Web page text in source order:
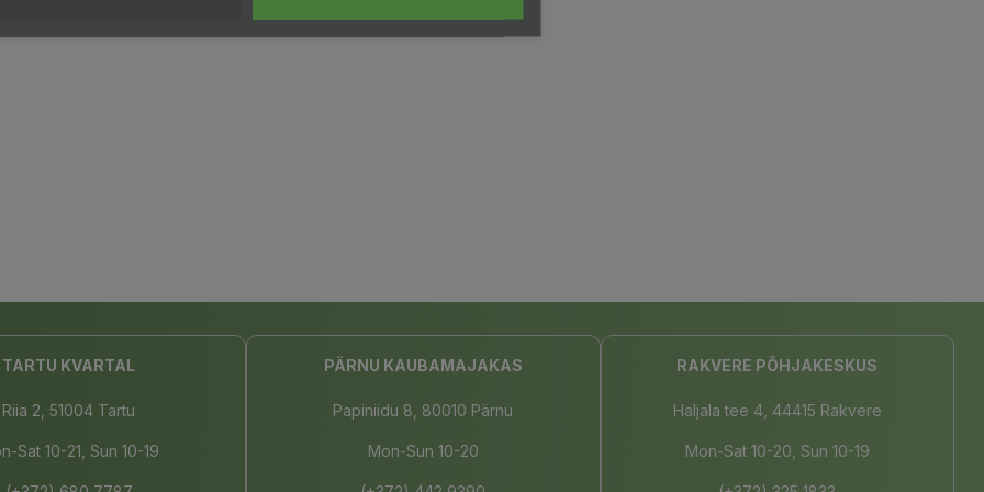
TARTU KVARTAL
Riia 2, 51004 Tartu
Sat 10-21, Sun 10-19
PÄRNU KAUBAMAJAKAS
Papiniidu 8, 80010 Pärnu
Mon-Sun 10-20
RAKVERE PÕHJAKESKUS
Haljala tee 4, 44415 Rakvere
Mon-Sat 10-20, Sun 10-19